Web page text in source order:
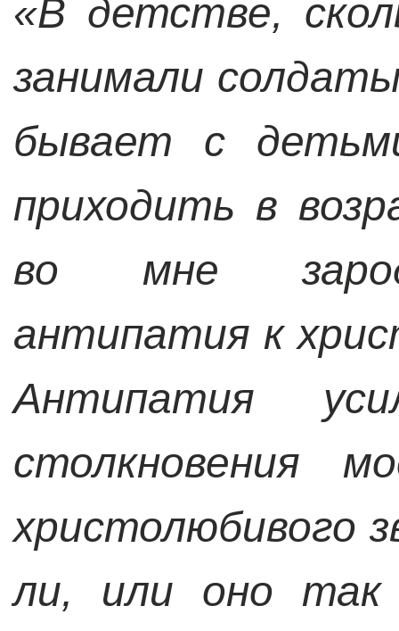
«В детстве,
занимали
бывает с
приходить в
во мне
антипатия к
Антипатия
столкновения
христолюбивого
ли, или оно